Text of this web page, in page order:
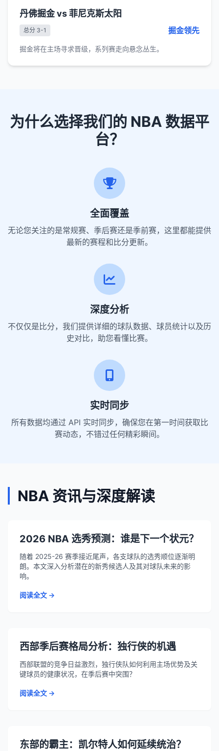
丹佛掘金 vs 菲尼克斯太阳
总分 3-1 掘金领先
掘金将在主场寻求晋级，系列赛走向悬念丛生。
为什么选择我们的 NBA 数据平
台？
全面覆盖
无论您关注的是常规赛、季后赛还是季前赛，这里都能提供
最新的赛程和比分更新。
深度分析
不仅仅是比分，我们提供详细的球队数据、球员统计以及历
史对比，助您看懂比赛。
实时同步
所有数据均通过 API 实时同步，确保您在第一时间获取比
赛动态，不错过任何精彩瞬间。
NBA 资讯与深度解读
2026 NBA 选秀预测：谁是下一个状元？
随着 2025-26 赛季接近尾声，各支球队的选秀顺位逐渐明
朗。本文深入分析潜在的新秀候选人及其对球队未来的影
响。
阅读全文 →
西部季后赛格局分析：独行侠的机遇
西部联盟的竞争日益激烈，独行侠队如何利用主场优势及关
键球员的健康状况，在季后赛中突围？
阅读全文 →
东部的霸主：凯尔特人如何延续统治？